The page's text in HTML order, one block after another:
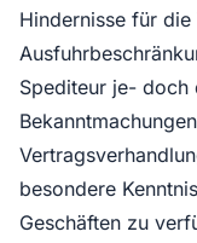
Hindernisse für
Spediteur je-
besondere
Geschäften zu